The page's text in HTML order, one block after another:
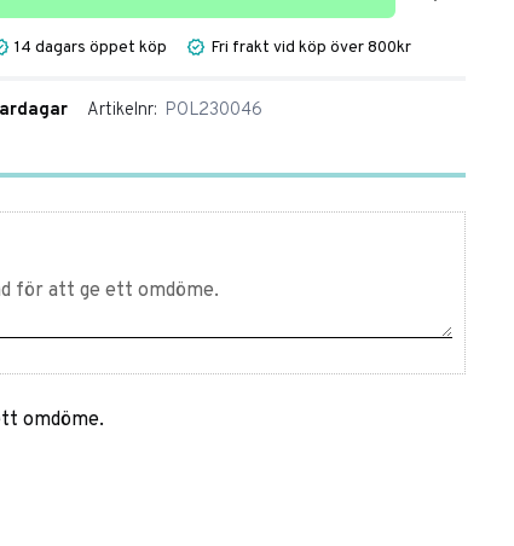
14 dagars öppet köp Fri frakt vid köp över 800kr
Artikelnr POL230046
omdöme.